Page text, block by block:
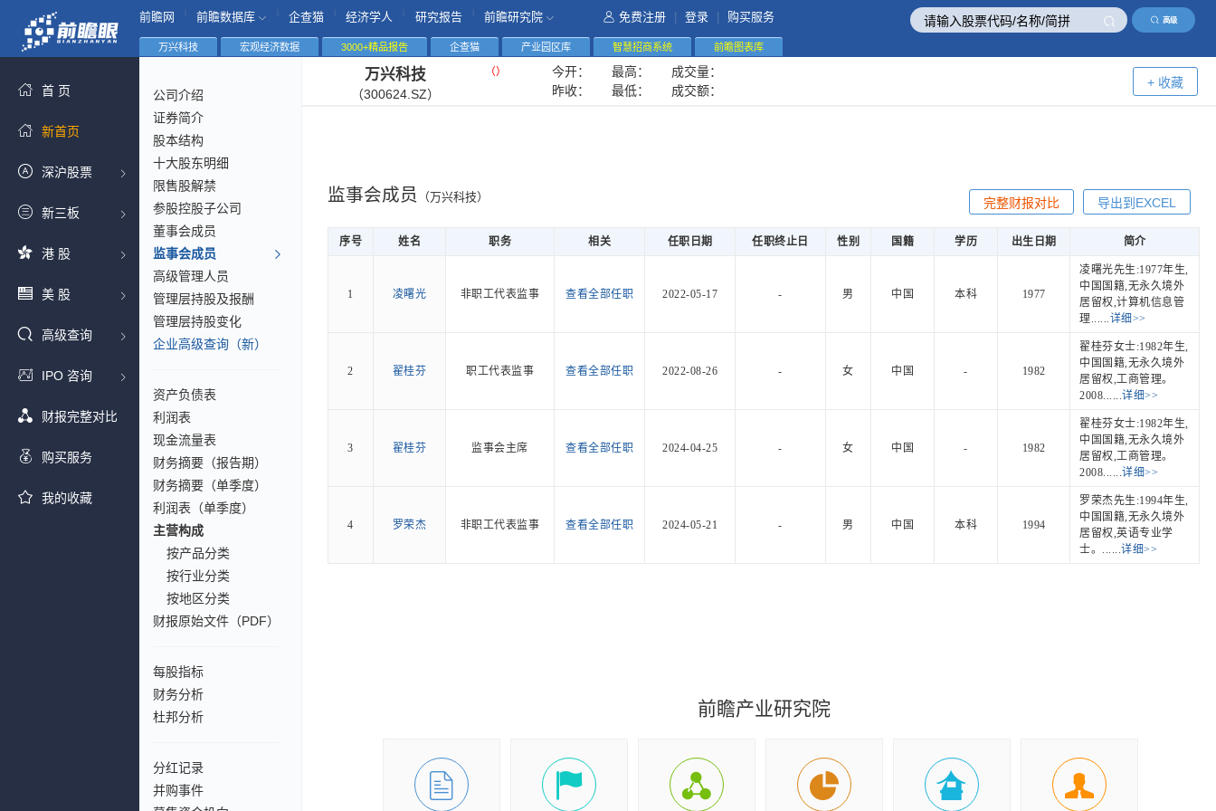
高级
前瞻网 前瞻数据库 企查猫 经济学人 研究报告 前瞻研究院 免费注册 登录 购买服务
首 页
新首页
深沪股票
新三板
港 股
美 股
高级查询
IPO 咨询
财报完整对比
购买服务
我的收藏
万兴科技 宏观经济数据 3000+精品报告 企查猫 产业园区库 智慧招商系统 前瞻图表库
公司介绍
证券简介
股本结构
十大股东明细
限售股解禁
参股控股子公司
董事会成员
监事会成员
高级管理人员
管理层持股及报酬
管理层持股变化
企业高级查询（新）
资产负债表
利润表
现金流量表
财务摘要（报告期）
财务摘要（单季度）
利润表（单季度）
主营构成
按产品分类
按行业分类
按地区分类
财报原始文件（PDF）
每股指标
财务分析
杜邦分析
分红记录
并购事件
万兴科技
（300624.SZ）
（） 今开： 最高：
成交量：
昨收：
最低： 成交额：
+ 收藏
监事会成员 （万兴科技） 导出到EXCEL
完整财报对比
序号 姓名 职务 相关 任职日期 任职终止日 性别 国籍 学历 出生日期 简介
1 凌曙光 非职工代表监事 查看全部任职 2022-05-17 - 男 中国 本科 1977
凌曙光先生:1977年生,
中国国籍,无永久境外
居留权,计算机信息管
理......详细>>
2 翟桂芬 职工代表监事 查看全部任职 2022-08-26 - 女 中国 - 1982
翟桂芬女士:1982年生,
中国国籍,无永久境外
居留权,工商管理。
2008......详细>>
3 翟桂芬 监事会主席 查看全部任职 2024-04-25 - 女 中国 - 1982
翟桂芬女士:1982年生,
中国国籍,无永久境外
居留权,工商管理。
2008......详细>>
4 罗荣杰 非职工代表监事 查看全部任职 2024-05-21 - 男 中国 本科 1994
罗荣杰先生:1994年生,
中国国籍,无永久境外
居留权,英语专业学
士。......详细>>
前瞻产业研究院